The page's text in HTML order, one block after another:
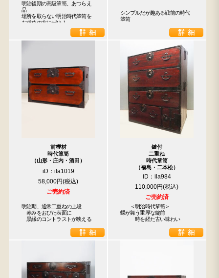
明治後期の高級箪笥、あつらえ
品
場所を取らない明治時代箪笥を
お求めの方にぜひ！
シンプルだが趣ある戦前の時代
箪笥
前﨔材
時代箪笥
（山形・庄内・酒田）
iD：ila1019
58,000円
ご売約済
明治期、通常二重ねの上段
赤みをおびた表面に
黒縁のコントラストが映える
鍵付
二重ね
時代箪笥
（福島・二本松）
iD：ila984
110,000円
ご売約済
＜明治時代箪笥＞
蝶が舞う重厚な錠前
時を経た古い味わい
人気の検索キーワード
2980 李朝 松本民芸
小長火鉢
1601 2869 傘立て